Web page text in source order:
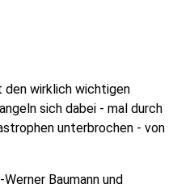
wirklich wichtigen
sich dabei - mal durch
unterbrochen - von
Baumann und